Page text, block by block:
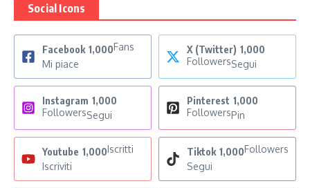
Social Icons
Facebook 1,000Fans
Mi piace
X (Twitter) 1,000
FollowersSegui
Instagram 1,000
FollowersSegui
Pinterest 1,000
FollowersPin
Youtube 1,000Iscritti
Iscriviti
Tiktok 1,000Followers
Segui